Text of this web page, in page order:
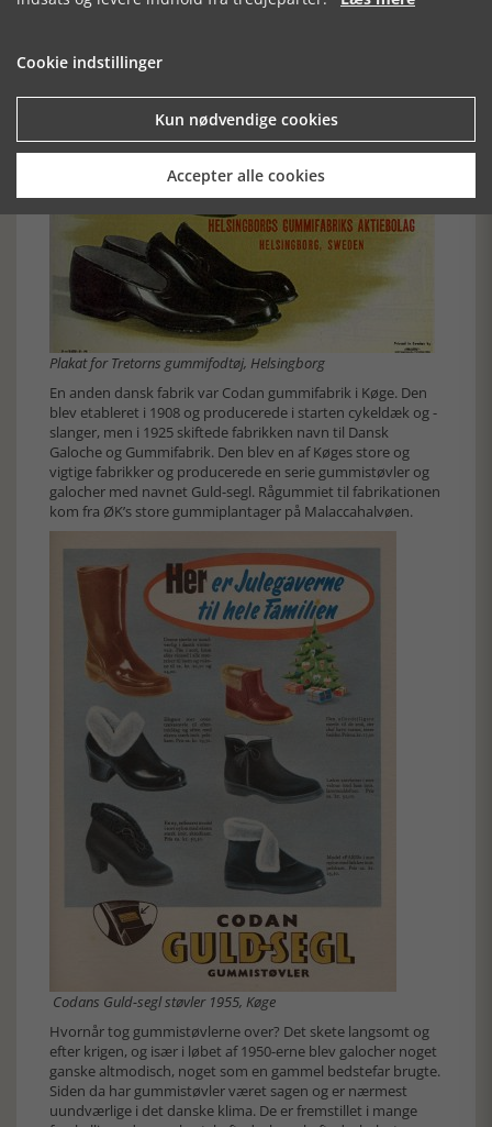
Plakat for Tretorns gummifodtøj, Helsingborg
En anden dansk fabrik var Codan gummifabrik i Køge. Den
blev etableret i 1908 og producerede i starten cykeldæk og -
slanger, men i 1925 skiftede fabrikken navn til Dansk
Galoche og Gummifabrik. Den blev en af Køges store og
vigtige fabrikker og producerede en serie gummistøvler og
galocher med navnet Guld-segl. Rågummiet til fabrikationen
kom fra ØK’s store gummiplantager på Malaccahalvøen.
Codans Guld-segl støvler 1955, Køge
Hvornår tog gummistøvlerne over? Det skete langsomt og
efter krigen, og især i løbet af 1950-erne blev galocher noget
ganske altmodisch, noget som en gammel bedstefar brugte.
Siden da har gummistøvler været sagen og er nærmest
uundværlige i det danske klima. De er fremstillet i mange
Cookie indstillinger
Kun nødvendige cookies
Accepter alle cookies